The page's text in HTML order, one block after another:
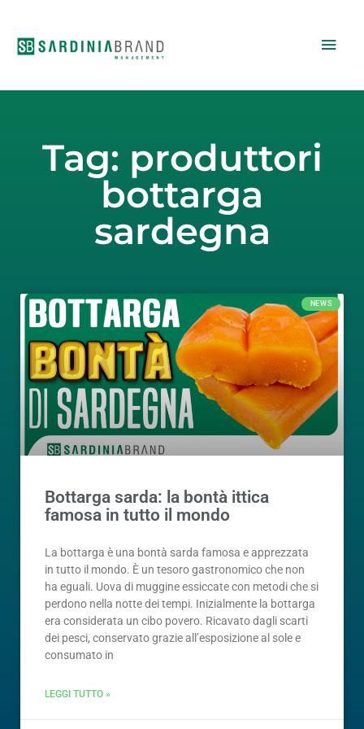
contenuto
Tag: produttori
bottarga
sardegna
NEWS
Bottarga sarda: la bontà ittica
famosa in tutto il mondo
La bottarga è una bontà sarda famosa e apprezzata
in tutto il mondo. È un tesoro gastronomico che non
ha eguali. Uova di muggine essiccate con metodi che si
perdono nella notte dei tempi. Inizialmente la bottarga
era considerata un cibo povero. Ricavato dagli scarti
dei pesci, conservato grazie all’esposizione al sole e
consumato in
LEGGI TUTTO »